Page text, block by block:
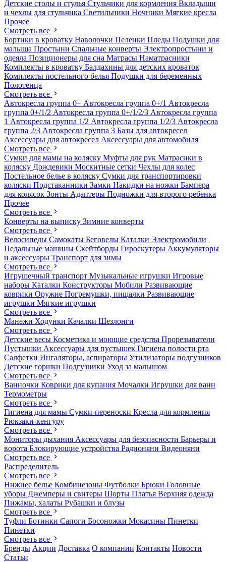
Детские столы и стулья Стульчики для кормления Вкладыши
и чехлы для стульчика Светильники Ночники Мягкие кресла
Прочее
Смотреть все
Бортики в кроватку Наволочки Пеленки Пледы Подушки для
малыша Простыни Спальные конверты Электропростыни и
одеяла Позиционеры для сна Матрасы Наматрасники
Комплекты в кроватку Балдахины для детских кроваток
Комплекты постельного белья Подушки для беременных
Полотенца
Смотреть все
Автокресла группа 0+ Автокресла группа 0+/1 Автокресла
группа 0+/1/2 Автокресла группа 0+/1/2/3 Автокресла группа
1 Автокресла группа 1/2 Автокресла группа 1/2/3 Автокресла
группа 2/3 Автокресла группа 3 Базы для автокресел
Аксессуары для автокресел Аксессуары для автомобиля
Смотреть все
Сумки для мамы на коляску Муфты для рук Матрасики в
коляску Дождевики Москитные сетки Чехлы для колес
Постельное белье в коляску Сумки для транспортировки
коляски Подстаканники Замки Накидки на ножки Бампера
для колясок Зонты Адаптеры Подножки для второго ребенка
Прочее
Смотреть все
Конверты на выписку Зимние конверты
Смотреть все
Велосипеды Самокаты Беговелы Каталки Электромобили
Педальные машины Скейтборды Гироскутеры Аккумуляторы
и аксессуары Транспорт для зимы
Смотреть все
Игрушечный транспорт Музыкальные игрушки Игровые
наборы Каталки Конструкторы Мобили Развивающие
коврики Оружие Погремушки, пищалки Развивающие
игрушки Мягкие игрушки
Смотреть все
Манежи Ходунки Качалки Шезлонги
Смотреть все
Детские весы Косметика и моющие средства Прорезыватели
Пустышки Аксессуары для пустышек Гигиена полости рта
Салфетки Ингаляторы, аспираторы Утилизаторы подгузников
Детские горшки Подгузники Уход за малышом
Смотреть все
Ванночки Коврики для купания Мочалки Игрушки для ванн
Термометры
Смотреть все
Гигиена для мамы Сумки-переноски Кресла для кормления
Рюкзаки-кенгуру
Смотреть все
Мониторы дыхания Аксессуары для безопасности Барьеры и
ворота Блокирующие устройства Радионяни Видеоняни
Смотреть все
Распределитель
Смотреть все
Нижнее белье Комбинезоны Футболки Брюки Головные
уборы Джемперы и свитеры Шорты Платья Верхняя одежда
Пижамы, халаты Рубашки и блузы
Смотреть все
Туфли Ботинки Сапоги Босоножки Мокасины Пинетки
Пинетки
Смотреть все
Бренды Акции Доставка О компании Контакты Новости
Статьи